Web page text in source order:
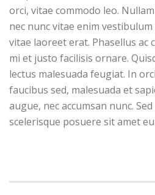
orci, vitae commodo leo.
nec nunc vitae enim
vitae laoreet erat. Phasellus ac
mi et justo facilisis ornare.
lectus malesuada feugiat. In
faucibus sed, malesuada et
augue, nec accumsan nunc.
scelerisque posuere sit amet